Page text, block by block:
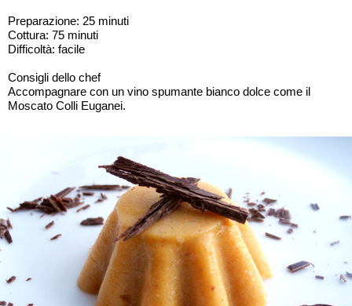
Preparazione: 25 minuti
Cottura: 75 minuti
Difficoltà: facile
Consigli dello chef
Accompagnare con un vino spumante bianco dolce come il
Moscato Colli Euganei.